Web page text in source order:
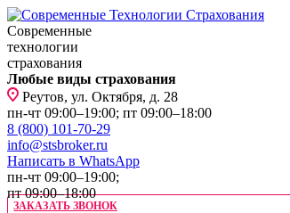
Современные
технологии
страхования
Любые виды страхования
Реутов, ул. Октября, д. 28
пн-чт 09:00–19:00; пт 09:00–18:00
8 (800) 101-70-29
info@stsbroker.ru
Написать в WhatsApp
пн-чт 09:00–19:00;
пт 09:00–18:00
ЗАКАЗАТЬ ЗВОНОК